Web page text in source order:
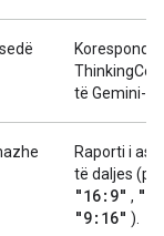
të Gemini-t.
Raporti i
të daljes
"16:9" ,
"9:16" ).